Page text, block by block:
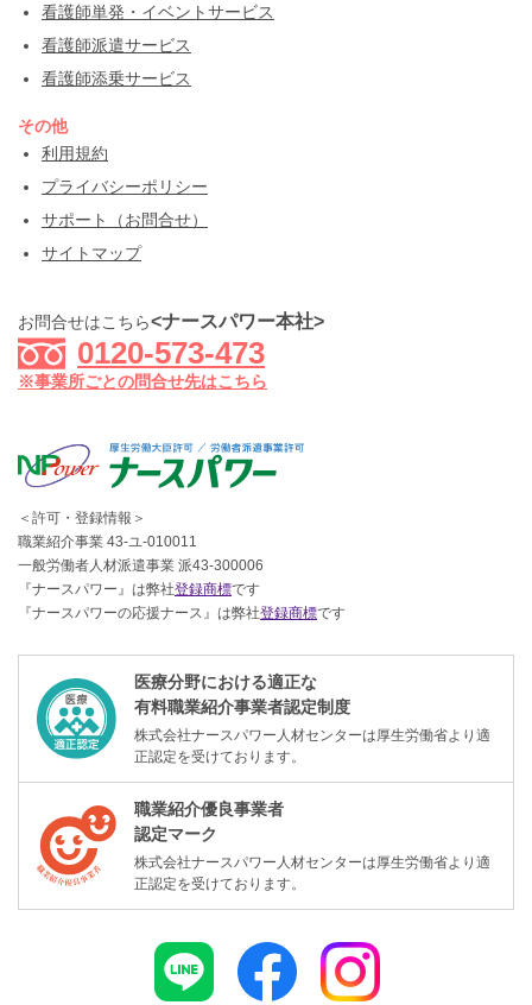
看護師単発・イベントサービス
看護師派遣サービス
看護師添乗サービス
その他
利用規約
プライバシーポリシー
サポート（お問合せ）
サイトマップ
お問合せはこちら<ナースパワー本社>
0120-573-473
※事業所ごとの問合せ先はこちら
＜許可・登録情報＞
職業紹介事業 43-ユ-010011
一般労働者人材派遣事業 派43-300006
『ナースパワー』は弊社登録商標です
『ナースパワーの応援ナース』は弊社登録商標です
医療分野における適正な
有料職業紹介事業者認定制度
株式会社ナースパワー人材センターは厚生労働省より適
正認定を受けております。
職業紹介優良事業者
認定マーク
株式会社ナースパワー人材センターは厚生労働省より適
正認定を受けております。